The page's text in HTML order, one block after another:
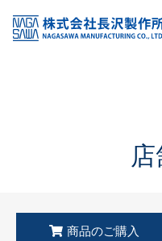
KSS加盟店・取扱店情報
店舗一覧
商品のご購入